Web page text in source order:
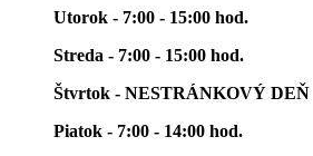
Utorok - 7:00 - 15:00 hod.
Streda - 7:00 - 15:00 hod.
Štvrtok - NESTRÁNKOVÝ DEŇ
Piatok - 7:00 - 14:00 hod.